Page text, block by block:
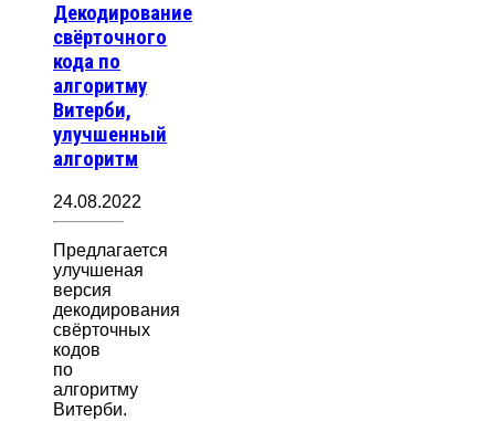
Декодирование
свёрточного
кода по
алгоритму
Витерби,
улучшенный
алгоритм
24.08.2022
Предлагается
улучшеная
версия
декодирования
свёрточных
кодов
по
алгоритму
Витерби.